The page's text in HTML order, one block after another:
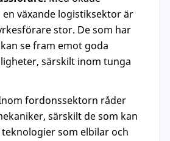
växande logistiksektor är
stor. De som har
se fram emot goda
särskilt inom tunga
fordonssektorn råder
särskilt de som kan
som elbilar och